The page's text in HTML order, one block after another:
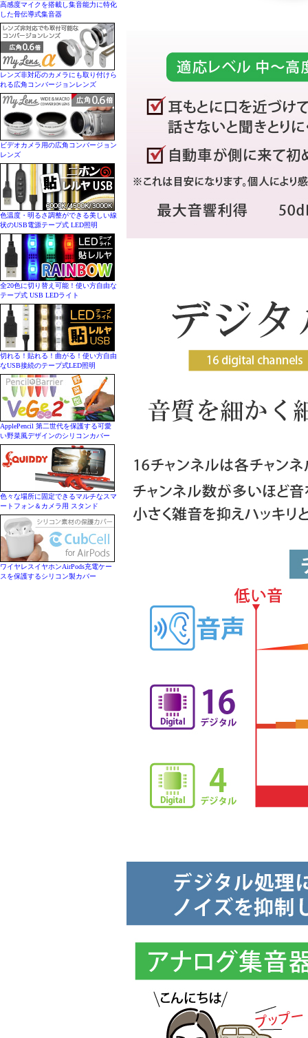
高感度マイクを搭載し集音能力に特化
した骨伝導式集音器
レンズ非対応のカメラにも取り付けら
れる広角コンバージョンレンズ
ビデオカメラ用の広角コンバージョン
レンズ
色温度・明るさ調整ができる美しい線
状のUSB電源テープ式 LED照明
全20色に切り替え可能！使い方自由な
テープ式 USB LEDライト
切れる！貼れる！曲がる！使い方自由
なUSB接続のテープ式LED照明
ApplePencil 第二世代を保護する可愛
い野菜風デザインのシリコンカバー
色々な場所に固定できるマルチなスマ
ートフォン＆カメラ用 スタンド
ワイヤレスイヤホンAirPods充電ケー
スを保護するシリコン製カバー